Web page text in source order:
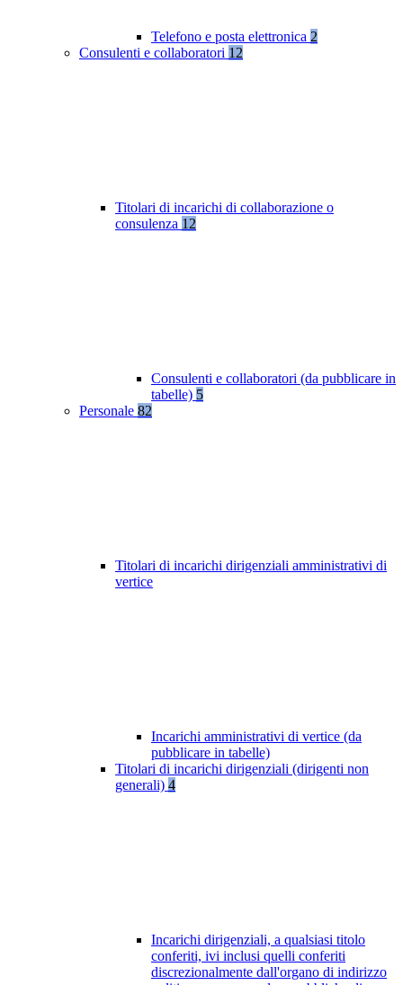
Telefono e posta elettronica 2
Consulenti e collaboratori 12
Titolari di incarichi di collaborazione o
consulenza 12
Consulenti e collaboratori (da pubblicare in
tabelle) 5
Personale 82
Titolari di incarichi dirigenziali amministrativi di
vertice
Incarichi amministrativi di vertice (da
pubblicare in tabelle)
Titolari di incarichi dirigenziali (dirigenti non
generali) 4
Incarichi dirigenziali, a qualsiasi titolo
conferiti, ivi inclusi quelli conferiti
discrezionalmente dall'organo di indirizzo